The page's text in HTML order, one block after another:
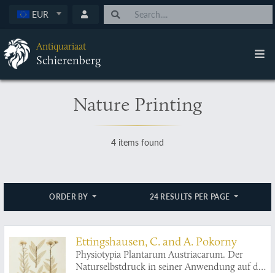
EUR
Antiquariaat
Schierenberg
Nature Printing
4 items found
ORDER BY 24 RESULTS PER PAGE
Ettingshausen, C. and A. Pokorny
Physiotypia Plantarum Austriacarum. Der
Naturselbstdruck in seiner Anwendung auf die